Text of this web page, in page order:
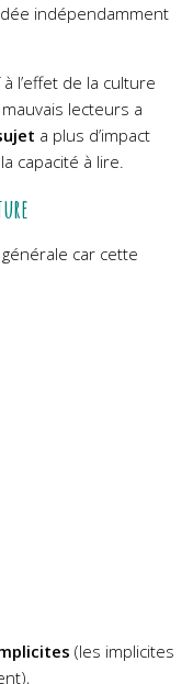
indépendamment
l’effet de la culture
lecteurs a
a plus d’impact
capacité à lire.
car cette
(les implicites